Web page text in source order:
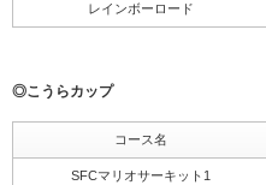
レインボーロード
◎こうらカップ
コース名
SFCマリオサーキット1